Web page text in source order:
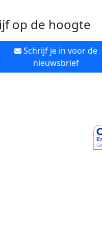
op de hoogte
Schrijf je in voor de
nieuwsbrief